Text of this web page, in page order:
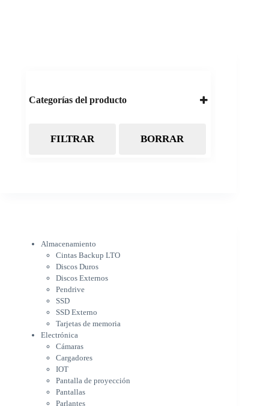
Categorías del producto
Almacenamiento
Cámaras
Cargadores
IOT
Pantalla de proyección
Pantallas
Proyectores
Relojes Inteligentes
Televisores
Gaming
Escritorios & Sillas
Hogar
Bebés & Niños
Conservadoras & Térmicos
FILTRAR BORRAR
Almacenamiento
Cintas Backup LTO
Discos Duros
Discos Externos
Pendrive
SSD
SSD Externo
Tarjetas de memoria
Electrónica
Cámaras
Cargadores
IOT
Pantalla de proyección
Pantallas
Parlantes